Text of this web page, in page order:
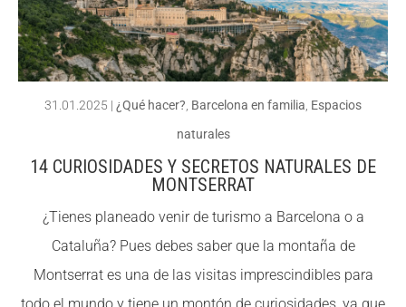
ubre
los
peligr
anfib
ayud
31.01.2025 | ¿Qué hacer? Barcelona en familia Espacios
naturales
14 CURIOSIDADES Y SECRETOS NATURALES DE
MONTSERRAT
¿Tienes planeado venir de turismo a Barcelona o a
Cataluña? Pues debes saber que la montaña de
Montserrat es una de las visitas imprescindibles para
Missió i valors
Els comptes clars
Memòria d'activitats
Notícies
Diari de la Fundació
Missió i valors
Els comptes clars
Memòria d'activitats
Notícies
Diari de la Fundació